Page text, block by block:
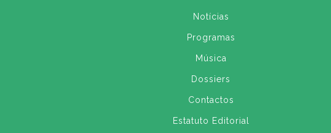
Notícias
Programas
Música
Dossiers
Contactos
Estatuto Editorial